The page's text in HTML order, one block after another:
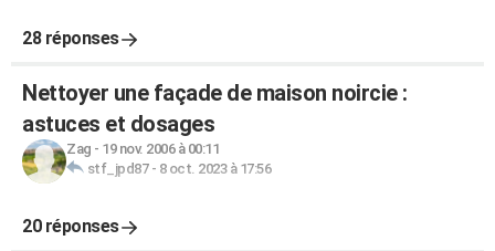
28 réponses
Nettoyer une façade de maison noircie :
astuces et dosages
Zag - 19 nov. 2006 à 00:11
stf_jpd87- 8 oct. 2023 à 17:56
20 réponses